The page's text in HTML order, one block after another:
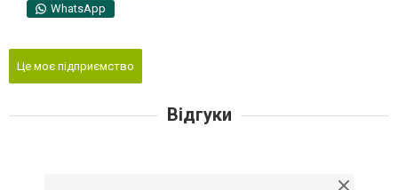
WhatsApp
Це моє підприємство
Відгуки